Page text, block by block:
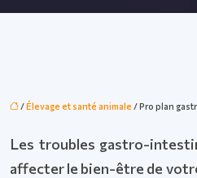
/Élevage et santé animale / Pro plan
Les troubles gastro-
affecter le bien-être de